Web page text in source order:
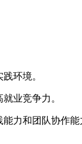
环境。
业竞争力。
力和团队协作